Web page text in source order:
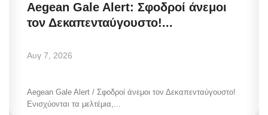
Aegean Gale Alert: Σφοδροί άνεμοι
τον Δεκαπενταύγουστο!...
Αυγ 7, 2026
Aegean Gale Alert / Σφοδροί άνεμοι τον Δεκαπενταύγουστο!
Ενισχύονται τα μελτέμια,...